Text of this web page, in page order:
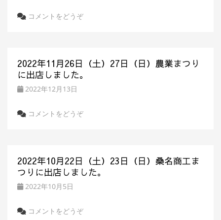
コメントをどうぞ
2022年11月26日（土）27日（日）農業まつり
に出店しました。
2022年12月13日
コメントをどうぞ
2022年10月22日（土）23日（日）桑名商工ま
つりに出店しました。
2022年10月5日
コメントをどうぞ